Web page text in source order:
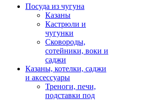
Посуда из чугуна
Казаны
Кастрюли и
чугунки
Сковороды,
сотейники, воки и
саджи
Казаны, котелки, саджи
и аксессуары
Треноги, печи,
подставки под